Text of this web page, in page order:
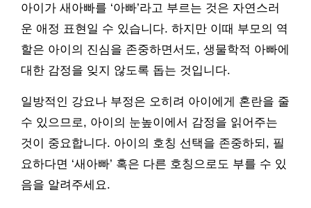
아이가 새아빠를 ‘아빠’라고 부르는 것은 자연스러
운 애정 표현일 수 있습니다. 하지만 이때 부모의 역
할은 아이의 진심을 존중하면서도, 생물학적 아빠에
대한 감정을 잊지 않도록 돕는 것입니다.
일방적인 강요나 부정은 오히려 아이에게 혼란을 줄
수 있으므로, 아이의 눈높이에서 감정을 읽어주는
것이 중요합니다. 아이의 호칭 선택을 존중하되, 필
요하다면 ‘새아빠’ 혹은 다른 호칭으로도 부를 수 있
음을 알려주세요.